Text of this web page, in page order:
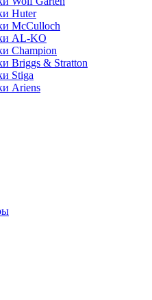
Huter
McCulloch
AL-KO
Champion
Briggs & Stratton
Stiga
Ariens